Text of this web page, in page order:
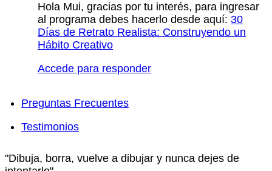
Hola Mui, gracias por tu interés, para ingresar
al programa debes hacerlo desde aquí: 30
Días de Retrato Realista: Construyendo un
Hábito Creativo
Accede para responder
Preguntas Frecuentes
Testimonios
"Dibuja, borra, vuelve a dibujar y nunca dejes de